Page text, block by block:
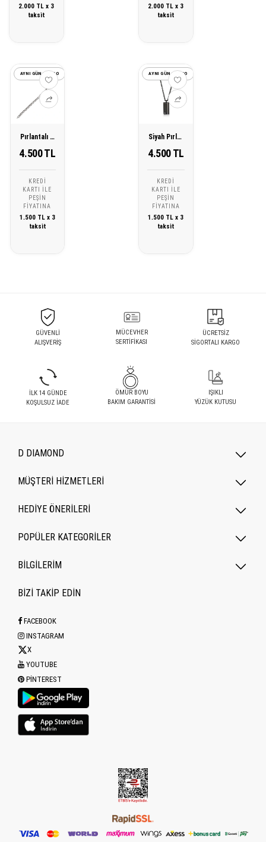
2.000 TL x 3
taksit
2.000 TL x 3
taksit
AYNI GÜN KARGO
Pırlantalı Çelik Erkek Bileklik
4.500 TL
KREDI
KARTI ILE
PEŞIN
FIYATINA
1.500 TL x 3
taksit
AYNI GÜN KARGO
Siyah Pırlantalı Çelik Erkek Kolye
4.500 TL
KREDI
KARTI ILE
PEŞIN
FIYATINA
1.500 TL x 3
taksit
GÜVENLİ
ALIŞVERİŞ
MÜCEVHER
SERTİFİKASI
ÜCRETSİZ
SİGORTALI KARGO
İLK 14 GÜNDE
KOŞULSUZ İADE
ÖMÜR BOYU
BAKIM GARANTİSİ
IŞIKLI
YÜZÜK KUTUSU
D DIAMOND
MÜŞTERİ HİZMETLERİ
HEDİYE ÖNERİLERİ
POPÜLER KATEGORILER
BİLGİLERİM
BİZİ TAKİP EDİN
FACEBOOK
INSTAGRAM
X
YOUTUBE
PINTEREST